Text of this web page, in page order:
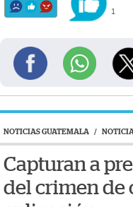
1
NOTICIAS GUATEMALA /
Capturan a
del crimen de